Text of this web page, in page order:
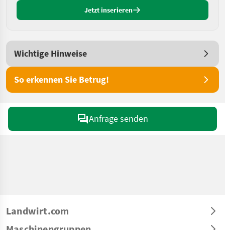
Jetzt inserieren
Wichtige Hinweise
So erkennen Sie Betrug!
Anfrage senden
Landwirt.com